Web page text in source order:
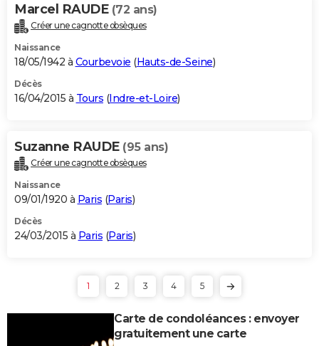
Marcel RAUDE (72 ans)
Créer une cagnotte obsèques
Naissance
18/05/1942 à Courbevoie (Hauts-de-Seine)
Décès
16/04/2015 à Tours (Indre-et-Loire)
Suzanne RAUDE (95 ans)
Créer une cagnotte obsèques
Naissance
09/01/1920 à Paris (Paris)
Décès
24/03/2015 à Paris (Paris)
1 2 3 4 5
Carte de condoléances : envoyer
gratuitement une carte